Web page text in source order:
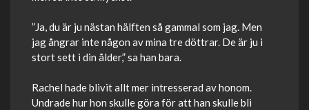
”Ja, du är ju nästan hälften så gammal som jag. Men
jag ångrar inte någon av mina tre döttrar. De är ju i
stort sett i din ålder,” sa han bara.
Rachel hade blivit allt mer intresserad av honom.
Undrade hur hon skulle göra för att han skulle bli